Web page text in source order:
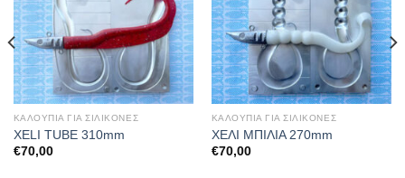
ΚΑΛΟΥΠΙΑ ΓΙΑ ΣΙΛΙΚΟΝΕΣ
XELI TUBE 310mm
€70,00
ΚΑΛΟΥΠΙΑ ΓΙΑ ΣΙΛΙΚΟΝΕΣ
ΧΕΛΙ ΜΠΙΛΙΑ 270mm
€70,00